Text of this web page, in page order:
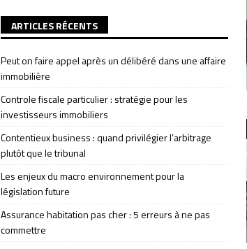
ARTICLES RÉCENTS
Peut on faire appel après un délibéré dans une affaire
immobilière
Controle fiscale particulier : stratégie pour les
investisseurs immobiliers
Contentieux business : quand privilégier l’arbitrage
plutôt que le tribunal
Les enjeux du macro environnement pour la
législation future
Assurance habitation pas cher : 5 erreurs à ne pas
commettre